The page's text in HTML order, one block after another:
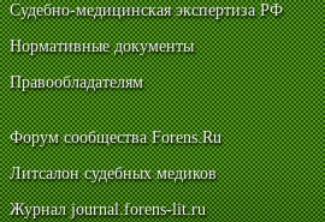
Судебно-медицинская экспертиза РФ
Нормативные документы
Правообладателям
Форум сообщества Forens.Ru
Литсалон судебных медиков
Журнал journal.forens-lit.ru